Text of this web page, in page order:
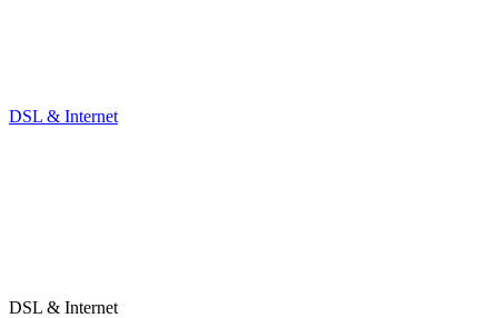
DSL & Internet
DSL & Internet